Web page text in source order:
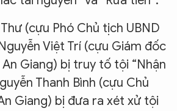
(cựu Phó Chủ tịch UBND
Việt Trí (cựu Giám đốc
Giang) bị truy tố tội “Nhận
Thanh Bình (cựu Chủ
Giang) bị đưa ra xét xử tội